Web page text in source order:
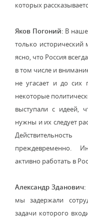
которых
Яков Погоний: В
только исторический
ясно, что Россия
в том числе и
не угасает и до сих
некоторые
выступали с идеей,
нужны и их следует
преждевременно.
активно работать в
Александр Зданович:
мы задержали
задачи которого